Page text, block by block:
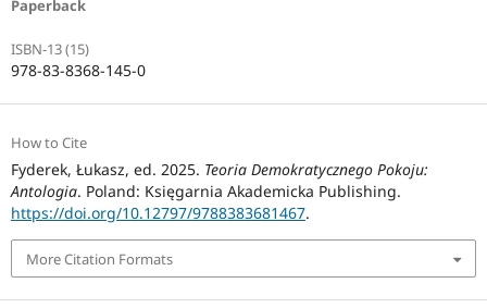
Paperback
ISBN-13 (15)
978-83-8368-145-0
How to Cite
Fyderek, Łukasz, ed. 2025. Teoria Demokratycznego Pokoju:
Antologia. Poland: Księgarnia Akademicka Publishing.
https://doi.org/10.12797/9788383681467.
More Citation Formats